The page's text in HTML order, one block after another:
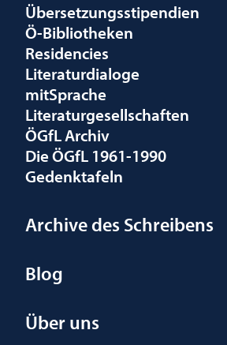
Übersetzungsstipendien
Ö-Bibliotheken
Residencies
Literaturdialoge
mitSprache
Literaturgesellschaften
ÖGfL Archiv
Die ÖGfL 1961-1990
Gedenktafeln
Archive des Schreibens
Blog
Über uns